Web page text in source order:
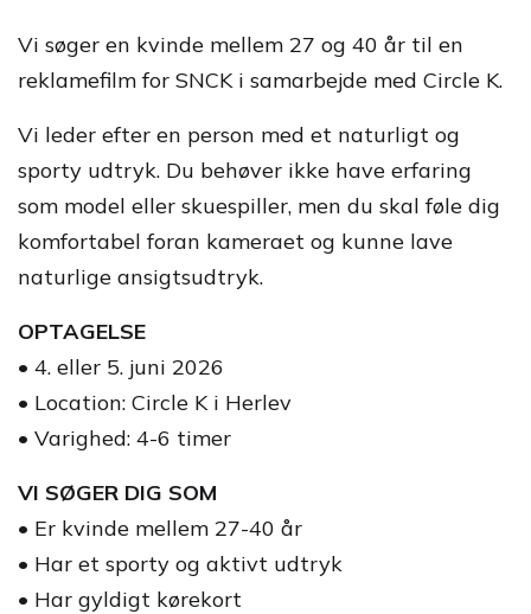
Vi søger en kvinde mellem 27 og 40 år til en
reklamefilm for SNCK i samarbejde med Circle K.
Vi leder efter en person med et naturligt og
sporty udtryk. Du behøver ikke have erfaring
som model eller skuespiller, men du skal føle dig
komfortabel foran kameraet og kunne lave
naturlige ansigtsudtryk.
OPTAGELSE
• 4. eller 5. juni 2026
• Location: Circle K i Herlev
• Varighed: 4-6 timer
VI SØGER DIG SOM
• Er kvinde mellem 27-40 år
• Har et sporty og aktivt udtryk
• Har gyldigt kørekort